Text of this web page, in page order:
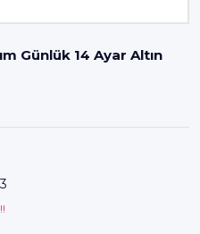
Günlük 14 Ayar Altın